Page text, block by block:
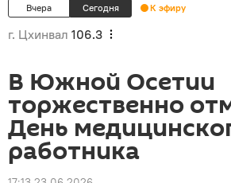
Вчера Сегодня К эфиру
г. Цхинвал 106.3
В Южной Осетии
торжественно
День
работника